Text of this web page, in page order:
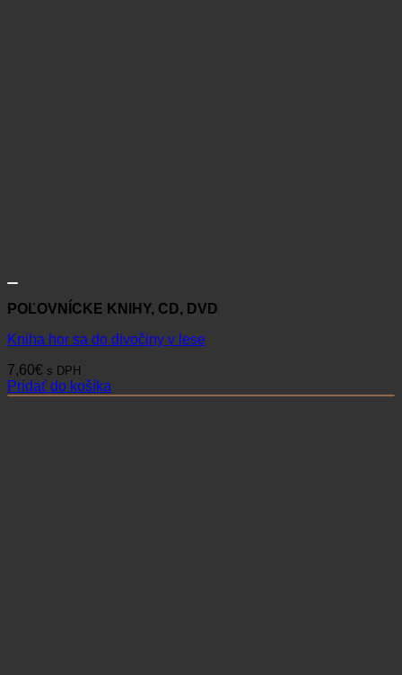
POĽOVNÍCKE KNIHY, CD, DVD
Kniha hor sa do divočiny v lese
7,60€ s DPH
Pridať do košíka